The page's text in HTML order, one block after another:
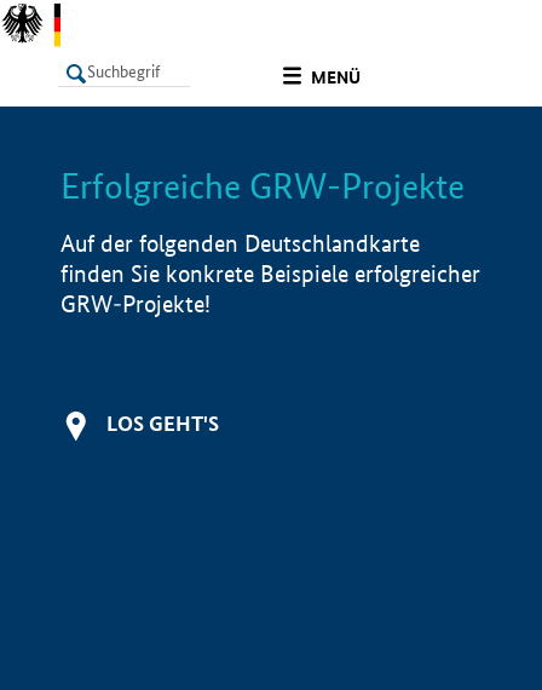
MENÜ
LISTE Info
Erfolgreiche GRW-Projekte
Auf der folgenden Deutschlandkarte
finden Sie konkrete Beispiele erfolgreicher
GRW-Projekte!
LOS GEHT'S